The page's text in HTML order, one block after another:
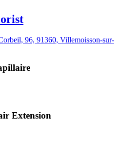
96, 91360, Villemoisson-sur-
Extension